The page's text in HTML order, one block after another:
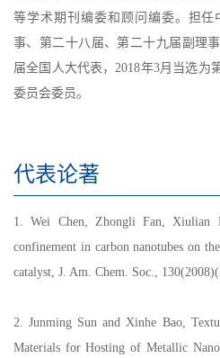
等学术期刊编委和顾问编委。担
事、第二十八届、第二十九届副理
届全国人大代表，2018年3月当选为
委员会委员。
代表论著
1. Wei Chen, Zhongli Fan, Xiulian
confinement in carbon nanotubes on
catalyst, J. Am. Chem. Soc.,
2. Junming Sun and Xinhe Bao,
Materials for Hosting of Metallic